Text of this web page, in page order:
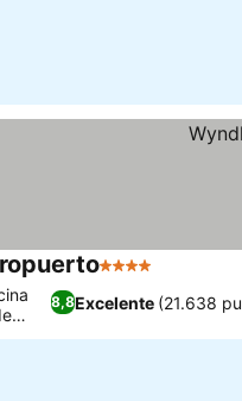
4 Estrellas
8,8Excelente (21.638